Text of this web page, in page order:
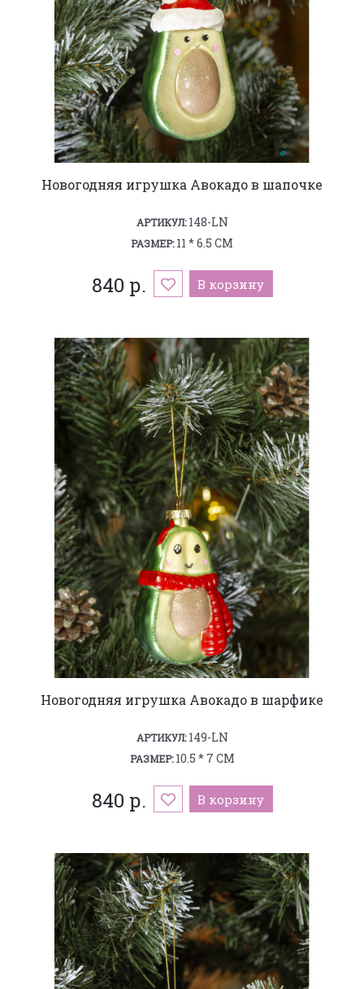
Новогодняя игрушка Авокадо в шапочке
АРТИКУЛ:148-LN
РАЗМЕР:11 * 6.5 СМ
840 р. В корзину
Новогодняя игрушка Авокадо в шарфике
АРТИКУЛ:149-LN
РАЗМЕР:10.5 * 7 СМ
840 р. В корзину